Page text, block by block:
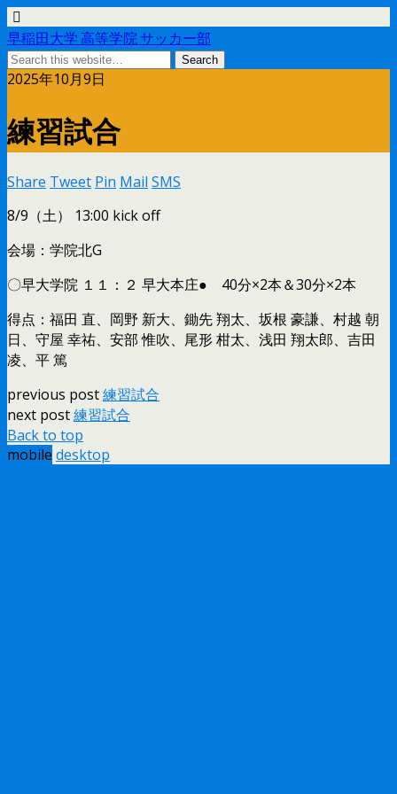
早稲田大学 高等学院 サッカー部
2025年10月9日
練習試合
Share Tweet Pin Mail SMS
8/9（土） 13:00 kick off
会場：学院北G
〇早大学院 １１：２ 早大本庄● 40分×2本＆30分×2本
得点：福田 直、岡野 新大、鋤先 翔太、坂根 豪謙、村越 朝
日、守屋 幸祐、安部 惟吹、尾形 柑太、浅田 翔太郎、吉田
凌、平 篤
previous post練習試合
next post練習試合
Back to top
mobile desktop